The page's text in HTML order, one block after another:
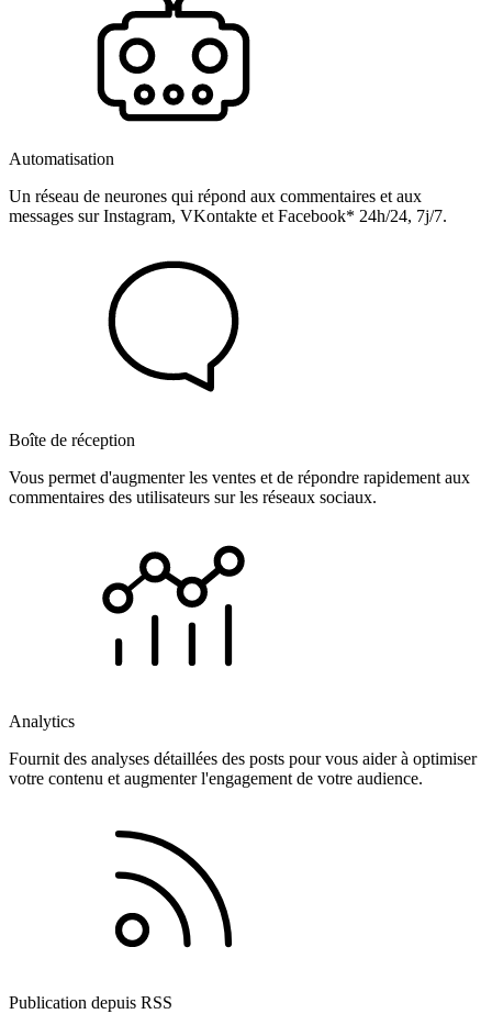
Automatisation
Un réseau de neurones qui répond aux commentaires et aux
messages sur Instagram, VKontakte et Facebook* 24h/24, 7j/7.
Boîte de réception
Vous permet d'augmenter les ventes et de répondre rapidement aux
commentaires des utilisateurs sur les réseaux sociaux.
Analytics
Fournit des analyses détaillées des posts pour vous aider à optimiser
votre contenu et augmenter l'engagement de votre audience.
Publication depuis RSS